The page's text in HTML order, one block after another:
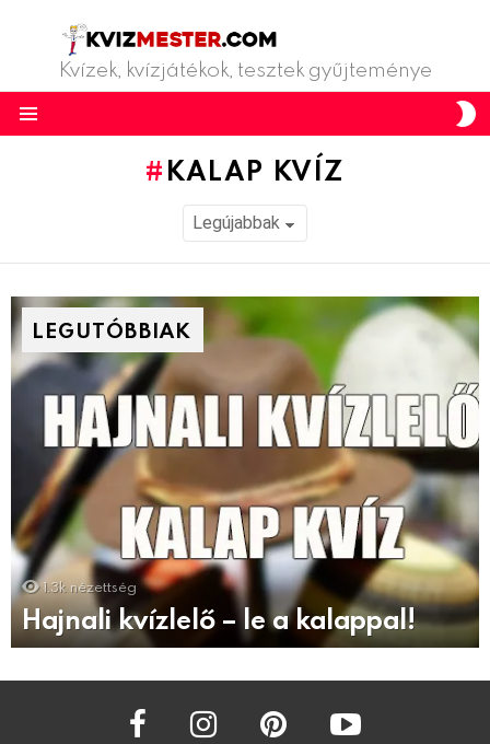
Kvízek, kvízjátékok, tesztek gyűjteménye
KALAP KVÍZ
LEGUTÓBBIAK
1.3k nézettség
Hajnali kvízlelő – le a kalappal!
facebook instagram